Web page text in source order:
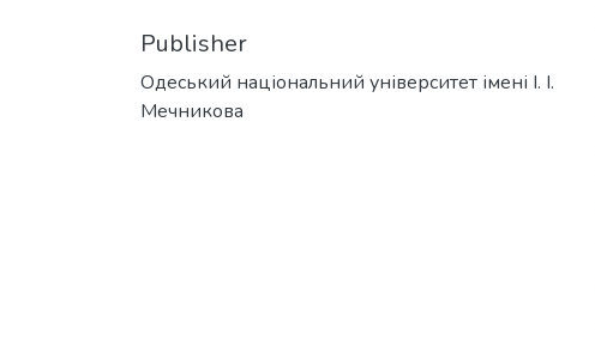
Publisher
Одеський національний університет імені І. І.
Мечникова